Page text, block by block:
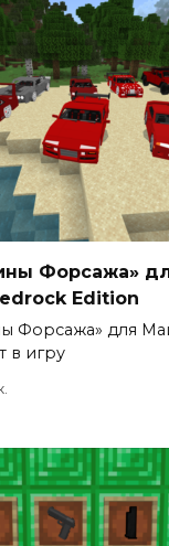
Форсажа»
Edition
Форсажа» для
в игру